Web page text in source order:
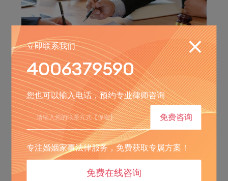
2025-10-16
抚恤金作为遗产怎么分配
立即联系我们
4006379590
您也可以输入电话，预约专业律师咨询
免费咨询
专注婚姻家事法律服务，免费获取专属方案！
免费在线咨询